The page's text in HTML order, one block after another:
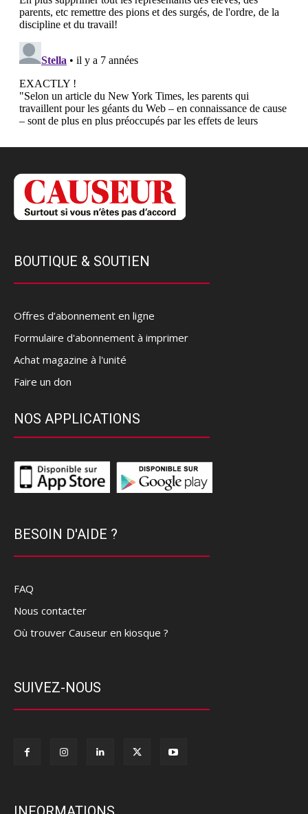
BOUTIQUE & SOUTIEN
Offres d’abonnement en ligne
Formulaire d'abonnement à imprimer
Achat magazine à l'unité
Faire un don
NOS APPLICATIONS
BESOIN D'AIDE ?
FAQ
Nous contacter
Où trouver Causeur en kiosque ?
SUIVEZ-NOUS